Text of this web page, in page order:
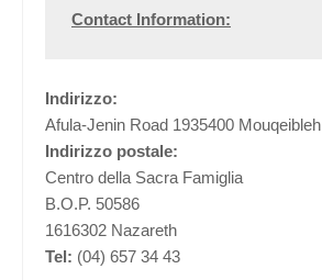
Contact Information:
Indirizzo:
Afula-Jenin Road 1935400 Mouqeibleh
Indirizzo postale:
Centro della Sacra Famiglia
B.O.P. 50586
1616302 Nazareth
Tel:(04) 657 34 43